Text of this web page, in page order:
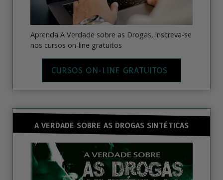
Aprenda A Verdade sobre as Drogas, inscreva-se
nos cursos on-line gratuitos
CURSOS ON-LINE GRATUITOS
A VERDADE SOBRE AS DROGAS SINTÉTICAS